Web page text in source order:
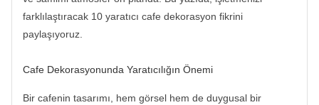
farklılaştıracak 10 yaratıcı cafe dekorasyon fikrini
paylaşıyoruz.
Cafe Dekorasyonunda Yaratıcılığın Önemi
Bir cafenin tasarımı, hem görsel hem de duygusal bir